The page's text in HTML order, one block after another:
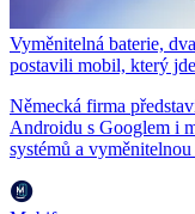
Vyměnitelná baterie,
postavili mobil, který
Německá firma
Androidu s Googlem i
systémů a